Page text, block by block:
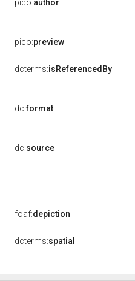
pico:author
pico:preview
dcterms:isReferencedBy
dc:format
dc:source
foaf:depiction
dcterms:spatial